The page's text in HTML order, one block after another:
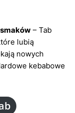
– Tab
lubią
nowych
kebabowe